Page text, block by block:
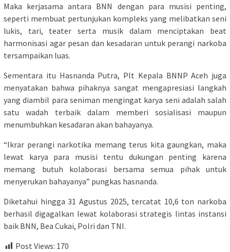
Maka kerjasama antara BNN dengan para musisi penting,
seperti membuat pertunjukan kompleks yang melibatkan seni
lukis, tari, teater serta musik dalam menciptakan beat
harmonisasi agar pesan dan kesadaran untuk perangi narkoba
tersampaikan luas.
Sementara itu Hasnanda Putra, Plt Kepala BNNP Aceh juga
menyatakan bahwa pihaknya sangat mengapresiasi langkah
yang diambil para seniman mengingat karya seni adalah salah
satu wadah terbaik dalam memberi sosialisasi maupun
menumbuhkan kesadaran akan bahayanya.
“Ikrar perangi narkotika memang terus kita gaungkan, maka
lewat karya para musisi tentu dukungan penting karena
memang butuh kolaborasi bersama semua pihak untuk
menyerukan bahayanya” pungkas hasnanda.
Diketahui hingga 31 Agustus 2025, tercatat 10,6 ton narkoba
berhasil digagalkan lewat kolaborasi strategis lintas instansi
baik BNN, Bea Cukai, Polri dan TNI.
Post Views: 170